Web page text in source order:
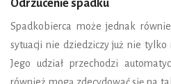
Odrzucenie spadku
Spadkobierca może jednak
sytuacji nie dziedziczy już nie tylko
Jego udział przechodzi